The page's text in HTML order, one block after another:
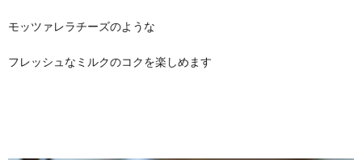
モッツァレラチーズのような
フレッシュなミルクのコクを楽しめます